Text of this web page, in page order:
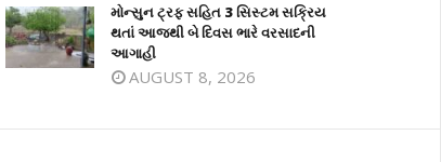
મોન્સુન ટ્રફ સહિત 3 સિસ્ટમ સક્રિય
થતાં આજથી બે દિવસ ભારે વરસાદની
આગાહી
AUGUST 8, 2026